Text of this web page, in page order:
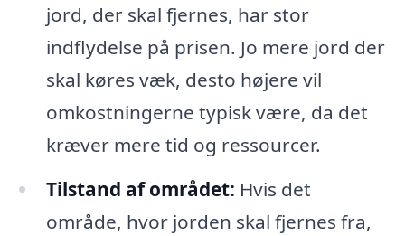
jord, der skal fjernes, har stor
indflydelse på prisen. Jo mere jord der
skal køres væk, desto højere vil
omkostningerne typisk være, da det
kræver mere tid og ressourcer.
Tilstand af området: Hvis det
område, hvor jorden skal fjernes fra,